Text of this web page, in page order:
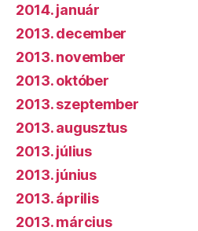
2014. január
2013. december
2013. november
2013. október
2013. szeptember
2013. augusztus
2013. július
2013. június
2013. április
2013. március